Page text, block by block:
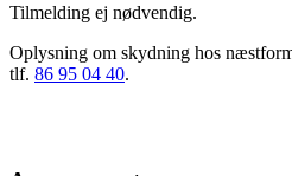
Tilmelding ej nødvendig.
Oplysning om skydning hos
tlf. 86 95 04 40.